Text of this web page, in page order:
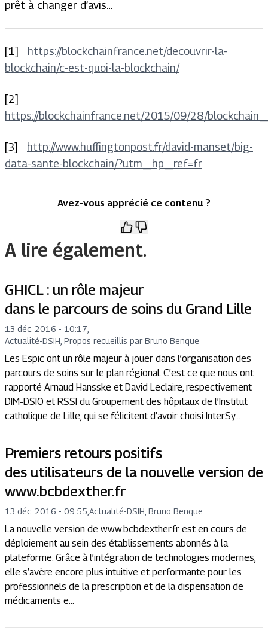
prêt à changer d’avis…
[1] https://blockchainfrance.net/decouvrir-la-
blockchain/c-est-quoi-la-blockchain/
[2]
https://blockchainfrance.net/2015/09/28/
[3] http://www.huffingtonpost.fr/david-manset/big-
data-sante-blockchain/?utm_hp_ref=fr
Avez-vous apprécié ce contenu ?
A lire également.
GHICL : un rôle majeur
dans le parcours de soins du Grand Lille
13 déc. 2016 - 10:17
Actualité-DSIH, Propos recueillis par Bruno Benque
Les Espic ont un rôle majeur à jouer dans l’organisation des
parcours de soins sur le plan régional. C’est ce que nous ont
rapporté Arnaud Hansske et David Leclaire, respectivement
DIM-DSIO et RSSI du Groupement des hôpitaux de l’Institut
catholique de Lille, qui se félicitent d’avoir choisi InterSy...
Premiers retours positifs
des utilisateurs de la nouvelle version de
www.bcbdexther.fr
13 déc. 2016 - 09:55 Actualité-DSIH, Bruno Benque
La nouvelle version de www.bcbdexther.fr est en cours de
déploiement au sein des établissements abonnés à la
plateforme. Grâce à l’intégration de technologies modernes,
elle s’avère encore plus intuitive et performante pour les
professionnels de la prescription et de la dispensation de
médicaments e...